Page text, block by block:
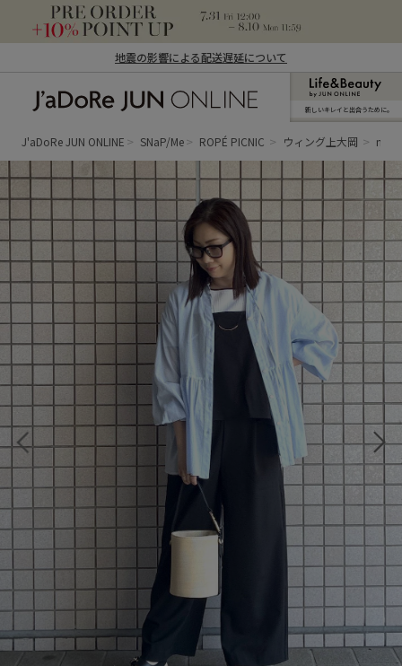
地震の影響による配送遅延について
ン オンライン）
新しいキレイと出合うために。
J'aDoRe JUN ONLINE SNaP/Me ROPÉ PICNIC ウィング上大岡 mai